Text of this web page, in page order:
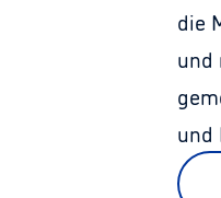
die
und
und